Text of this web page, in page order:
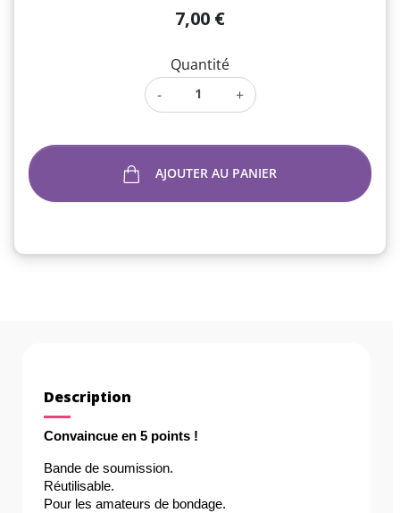
7,00 €
Quantité
-
+
AJOUTER AU PANIER
Description
Convaincue en 5 points !
Bande de soumission.
Réutilisable.
Pour les amateurs de bondage.